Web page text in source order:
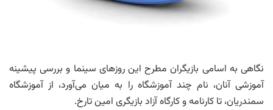
نگاهی به اسامی بازیگران مطرح این روزهای سینما و بررسی پیشینه
آموزشی آنان، نام چند آموزشگاه را به میان می‌آورد، از آموزشگاه
سمندریان، تا کارنامه و کارگاه آزاد بازیگری امین تارخ.